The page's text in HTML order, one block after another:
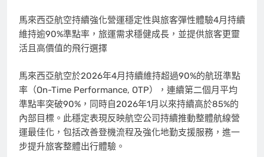
馬來西亞航空持續強化營運穩定性與旅客彈性體驗4月持續
維持逾90%準點率，旅運需求穩健成長，並提供旅客更靈
活且高價值的飛行選擇
馬來西亞航空於2026年4月持續維持超過90%的航班準點
率（On-Time Performance, OTP），連續第二個月平均
準點率突破90%，同時自2026年1月以來持續高於85%的
內部目標。此穩定表現反映航空公司持續推動整體航線營
運最佳化，包括改善登機流程及強化地勤支援服務，進一
步提升旅客整體出行體驗。